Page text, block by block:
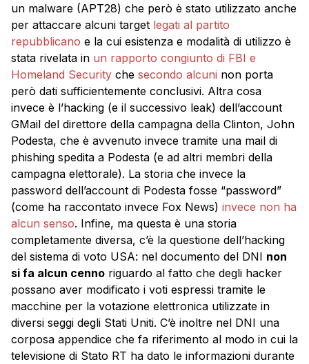
un malware (APT28) che però è stato utilizzato anche
per attaccare alcuni target legati al partito
repubblicano e la cui esistenza e modalità di utilizzo è
stata rivelata in un rapporto congiunto di FBI e
Homeland Security che secondo alcuni non porta
però dati sufficientemente conclusivi. Altra cosa
invece è l’hacking (e il successivo leak) dell’account
GMail del direttore della campagna della Clinton, John
Podesta, che è avvenuto invece tramite una mail di
phishing spedita a Podesta (e ad altri membri della
campagna elettorale). La storia che invece la
password dell’account di Podesta fosse “password”
(come ha raccontato invece Fox News) invece non ha
alcun senso. Infine, ma questa è una storia
completamente diversa, c’è la questione dell’hacking
del sistema di voto USA: nel documento del DNI non
si fa alcun cenno riguardo al fatto che degli hacker
possano aver modificato i voti espressi tramite le
macchine per la votazione elettronica utilizzate in
diversi seggi degli Stati Uniti. C’è inoltre nel DNI una
corposa appendice che fa riferimento al modo in cui la
televisione di Stato RT ha dato le informazioni durante